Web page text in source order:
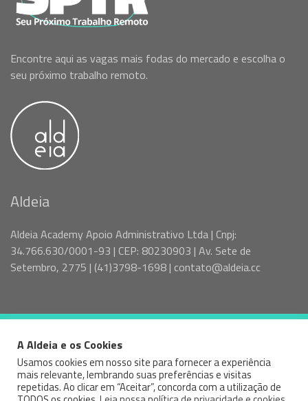
Encontre aqui as vagas mais fodas do mercado e escolha o
seu próximo trabalho remoto.
Aldeia
Aldeia Academy Apoio Administrativo Ltda | Cnpj:
34.766.630/0001-93 | CEP: 80230903 | Av. Sete de
Setembro, 2775 | (41)3798-1698 | contato@aldeia.cc
© 2026 VAGAS SPTR - ALDEIA — ALL RIGHTS RESERVED
Facebook
Instagram
Linked
A Aldeia e os Cookies
Usamos cookies em nosso site para fornecer a experiência
mais relevante, lembrando suas preferências e visitas
repetidas. Ao clicar em “Aceitar”, concorda com a utilização de